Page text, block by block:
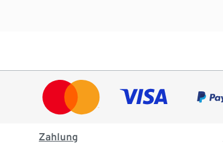
Zahlung